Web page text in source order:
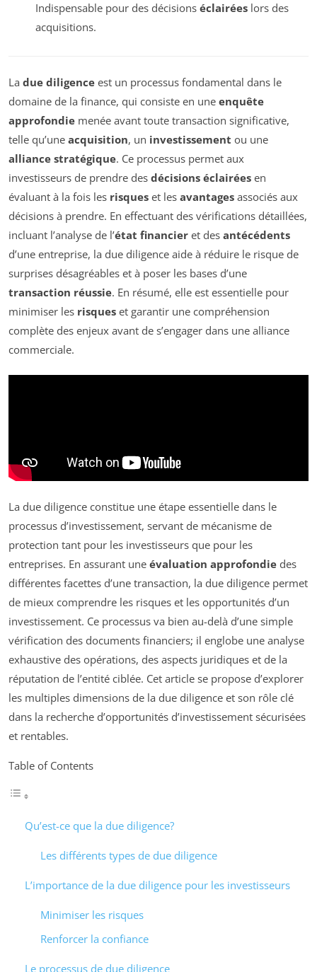
Indispensable pour des décisions éclairéeslors des
acquisitions.
La due diligence est un processus fondamental dans le
domaine de la finance, qui consiste en une enquête
approfondie menée avant toute transaction significative,
telle qu’une acquisition, un investissement ou une
alliance stratégique. Ce processus permet aux
investisseurs de prendre des décisions éclairées en
évaluant à la fois les risques et les avantages associés aux
décisions à prendre. En effectuant des vérifications détaillées,
incluant l’analyse de l’état financier et des antécédents
d’une entreprise, la due diligence aide à réduire le risque de
surprises désagréables et à poser les bases d’une
transaction réussie. En résumé, elle est essentielle pour
minimiser les risques et garantir une compréhension
complète des enjeux avant de s’engager dans une alliance
commerciale.
La due diligence constitue une étape essentielle dans le
processus d’investissement, servant de mécanisme de
protection tant pour les investisseurs que pour les
entreprises. En assurant une évaluation approfondie des
différentes facettes d’une transaction, la due diligence permet
de mieux comprendre les risques et les opportunités d’un
investissement. Ce processus va bien au-delà d’une simple
vérification des documents financiers; il englobe une analyse
exhaustive des opérations, des aspects juridiques et de la
réputation de l’entité ciblée. Cet article se propose d’explorer
les multiples dimensions de la due diligence et son rôle clé
dans la recherche d’opportunités d’investissement sécurisées
et rentables.
Table of Contents
Qu’est-ce que la due diligence?
Les différents types de due diligence
L’importance de la due diligence pour les investisseurs
Minimiser les risques
Renforcer la confiance
Le processus de due diligence